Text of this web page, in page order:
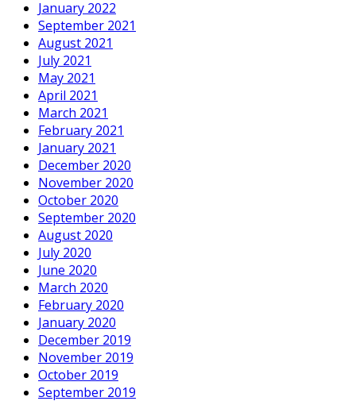
January 2022
September 2021
August 2021
July 2021
May 2021
April 2021
March 2021
February 2021
January 2021
December 2020
November 2020
October 2020
September 2020
August 2020
July 2020
June 2020
March 2020
February 2020
January 2020
December 2019
November 2019
October 2019
September 2019